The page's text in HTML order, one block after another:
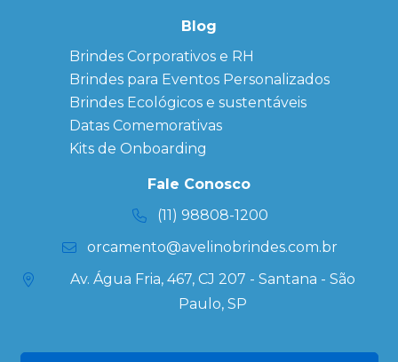
personalizados
Brindes
Corporativos
Copos Térmicos
Personalizados
Datas Especiais
Ecobag
Personalizada
Kits
Blog
Brindes Corporativos e RH
Brindes para Eventos Personalizados
Brindes Ecológicos e sustentáveis
Datas Comemorativas
Kits de Onboarding
Fale Conosco
(11) 98808-1200
orcamento@avelinobrindes.com.br
Av. Água Fria, 467, CJ 207 - Santana - São
Paulo, SP